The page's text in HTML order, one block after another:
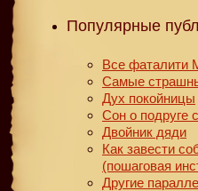
Популярные
Все фаталити
Самые
Дух покойницы
Сон о подруге
Двойник дяди
Как завести
(пошаговая
Другие